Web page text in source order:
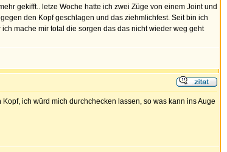
gekifft.. letze Woche hatte ich zwei Züge von einem Joint und
den Kopf geschlagen und das ziehmlichfest. Seit bin ich
mache mir total die sorgen das das nicht wieder weg geht
ich würd mich durchchecken lassen, so was kann ins Auge